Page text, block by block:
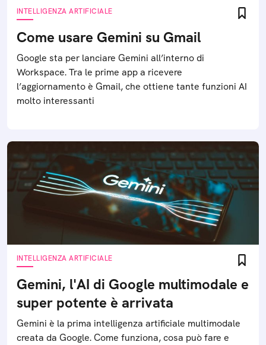
INTELLIGENZA ARTIFICIALE
Come usare Gemini su Gmail
Google sta per lanciare Gemini all’interno di
Workspace. Tra le prime app a ricevere
l’aggiornamento è Gmail, che ottiene tante funzioni AI
molto interessanti
INTELLIGENZA ARTIFICIALE
Gemini, l'AI di Google multimodale e
super potente è arrivata
Gemini è la prima intelligenza artificiale multimodale
creata da Google. Come funziona, cosa può fare e